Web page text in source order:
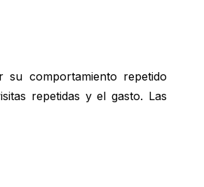
comportamiento repetido
repetidas y el gasto. Las